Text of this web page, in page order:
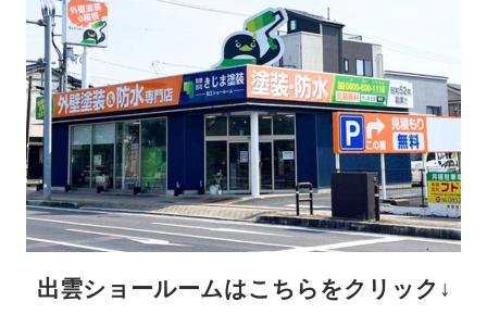
出雲ショールームはこちらをクリック↓